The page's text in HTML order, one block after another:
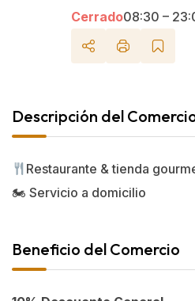
Cerrado08:30 –
Descripción del
Restaurante & tienda
🏍 Servicio a domicilio
Beneficio del Comercio